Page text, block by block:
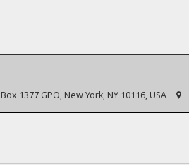
Box 1377 GPO, New York, NY 10116, USA